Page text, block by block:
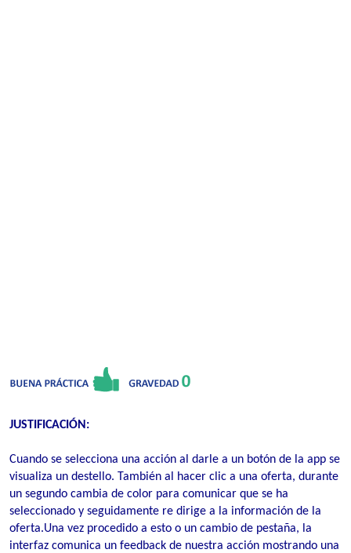
JUSTIFICACIÓN:
Cuando se selecciona una acción al darle a un botón de la app se
visualiza un destello. También al hacer clic a una oferta, durante
un segundo cambia de color para comunicar que se ha
seleccionado y seguidamente re dirige a la información de la
oferta.Una vez procedido a esto o un cambio de pestaña, la
interfaz comunica un feedback de nuestra acción mostrando una